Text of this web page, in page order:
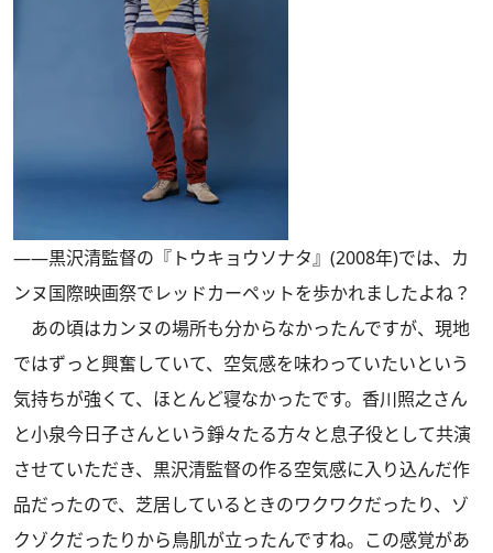
――黒沢清監督の『トウキョウソナタ』(2008年)では、カ
ンヌ国際映画祭でレッドカーペットを歩かれましたよね？
あの頃はカンヌの場所も分からなかったんですが、現地
ではずっと興奮していて、空気感を味わっていたいという
気持ちが強くて、ほとんど寝なかったです。香川照之さん
と小泉今日子さんという錚々たる方々と息子役として共演
させていただき、黒沢清監督の作る空気感に入り込んだ作
品だったので、芝居しているときのワクワクだったり、ゾ
クゾクだったりから鳥肌が立ったんですね。この感覚があ